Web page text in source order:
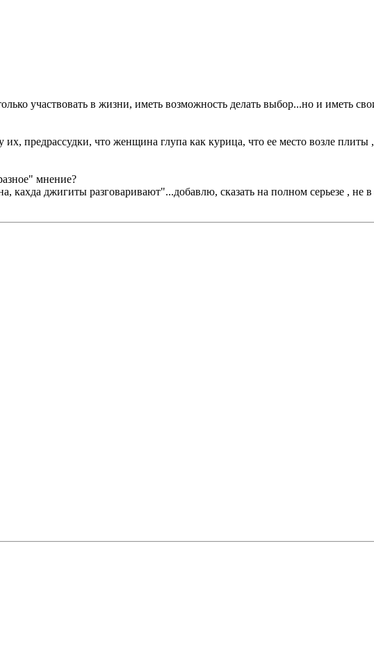
участвовать в жизни, иметь возможность делать выбор...но и иметь
предрассудки, что женщина глупа как курица, что ее место возле
мнение?
джигиты разговаривают"...добавлю, сказать на полном серьезе , не